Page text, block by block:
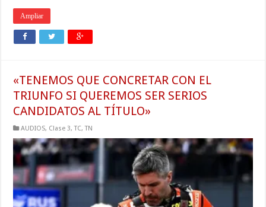
Ampliar
«TENEMOS QUE CONCRETAR CON EL
TRIUNFO SI QUEREMOS SER SERIOS
CANDIDATOS AL TÍTULO»
AUDIOS, Clase 3,TC,TN